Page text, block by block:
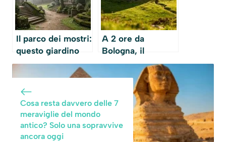
oggi
Il parco dei mostri:
questo giardino
italiano del XVI
secolo è uno dei
più strani e
affascinanti al
mondo
A 2 ore da
Bologna, il
“vulcano più
piccolo del
mondo” è una
curiosità naturale
affascinante
Cosa resta davvero delle 7
meraviglie del mondo
antico? Solo una sopravvive
ancora oggi